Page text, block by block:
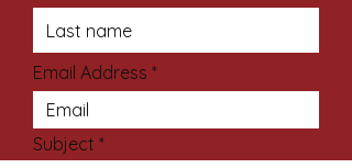
Email Address
Subject